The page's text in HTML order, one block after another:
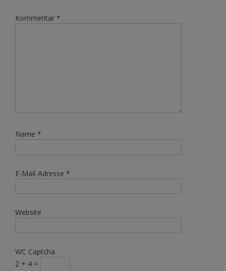
Kommentar *
Name *
E-Mail-Adresse *
Website
WC Captcha
2 + 4 =